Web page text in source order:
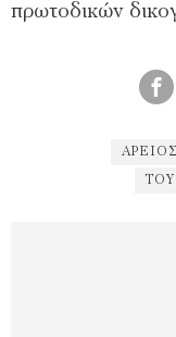
πρωτοδικών